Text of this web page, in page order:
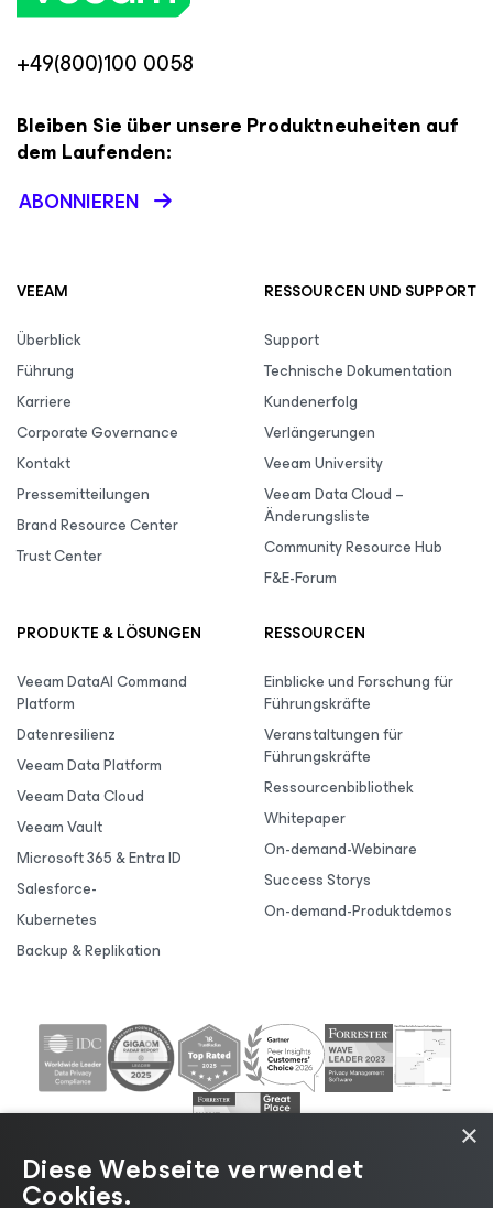
+49(800)100 0058
Bleiben Sie über unsere Produktneuheiten auf
dem Laufenden:
ABONNIEREN
VEEAM
Überblick
Führung
Karriere
Corporate Governance
Kontakt
Pressemitteilungen
Brand Resource Center
Trust Center
RESSOURCEN UND SUPPORT
Support
Technische Dokumentation
Kundenerfolg
Verlängerungen
Veeam University
Veeam Data Cloud –
Änderungsliste
Community Resource Hub
F&E-Forum
PRODUKTE & LÖSUNGEN
Veeam DataAI Command
Platform
Datenresilienz
Veeam Data Platform
Veeam Data Cloud
Veeam Vault
Microsoft 365 & Entra ID
Salesforce-
Kubernetes
Backup & Replikation
RESSOURCEN
Einblicke und Forschung für
Führungskräfte
Veranstaltungen für
Führungskräfte
Ressourcenbibliothek
Whitepaper
On-demand-Webinare
Success Storys
On-demand-Produktdemos
×
Diese Webseite verwendet
Cookies.